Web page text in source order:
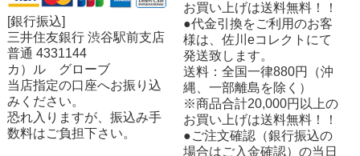
[銀行振込]
三井住友銀行 渋谷駅前支店
普通 4331144
カ）ル グローブ
当店指定の口座へお振り込
みください。
恐れ入りますが、振込み手
数料はご負担下さい。
お買い上げは送料無料！！
●代金引換をご利用のお客
様は、佐川eコレクトにて
発送致します。
送料：全国一律880円（沖
縄、一部離島を除く）
※商品合計20,000円以上の
お買い上げは送料無料！！
●ご注文確認（銀行振込の
場合はご入金確認）の当日